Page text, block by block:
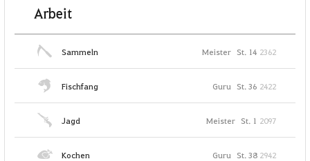
Arbeit
Sammeln Meister St. 14 2362
Fischfang Guru St. 36 2422
Jagd Meister St. 1 2097
Kochen Guru St. 38 2942